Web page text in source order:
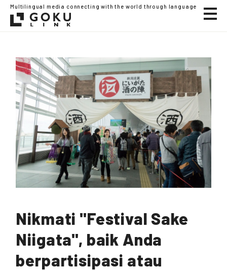
Multilingual media connecting with the world through language
Nikmati "Festival Sake
Niigata", baik Anda
berpartisipasi atau